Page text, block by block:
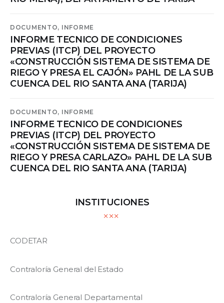
DOCUMENTO, INFORME
INFORME TECNICO DE CONDICIONES
PREVIAS (ITCP) DEL PROYECTO
«CONSTRUCCIÓN SISTEMA DE SISTEMA DE
RIEGO Y PRESA EL CAJÓN» PAHL DE LA SUB
CUENCA DEL RIO SANTA ANA (TARIJA)
DOCUMENTO, INFORME
INFORME TECNICO DE CONDICIONES
PREVIAS (ITCP) DEL PROYECTO
«CONSTRUCCIÓN SISTEMA DE SISTEMA DE
RIEGO Y PRESA CARLAZO» PAHL DE LA SUB
CUENCA DEL RIO SANTA ANA (TARIJA)
INSTITUCIONES
CODETAR
Contraloría General del Estado
Contraloría General Departamental